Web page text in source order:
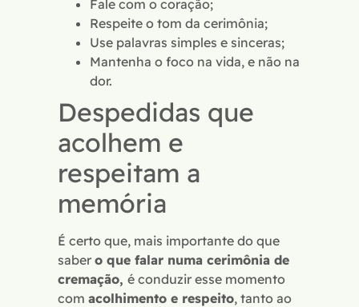
Fale com o coração;
Respeite o tom da cerimônia;
Use palavras simples e sinceras;
Mantenha o foco na vida, e não na
dor.
Despedidas que
acolhem e
respeitam a
memória
É certo que, mais importante do que
saber o que falar numa cerimônia de
cremação, é conduzir esse momento
com acolhimento e respeito, tanto ao